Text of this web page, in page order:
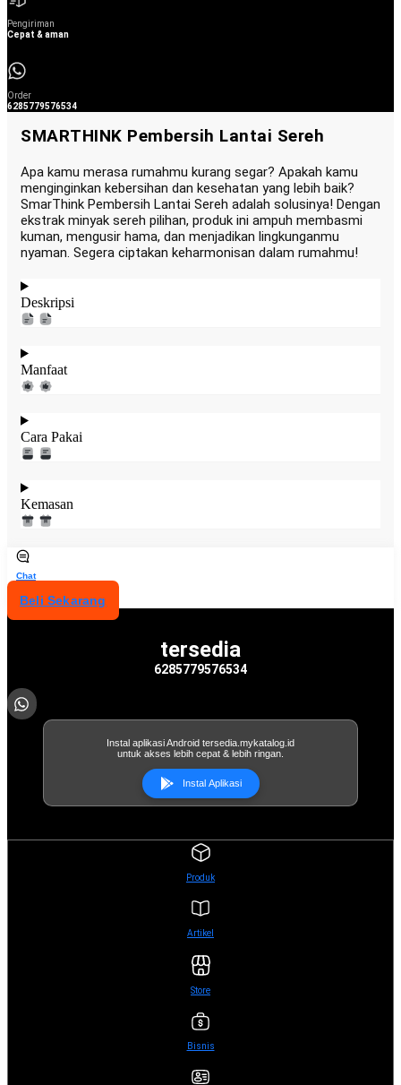
Pengiriman
Cepat & aman
Order
6285779576534
SMARTHINK Pembersih Lantai Sereh
Apa kamu merasa rumahmu kurang segar? Apakah kamu
menginginkan kebersihan dan kesehatan yang lebih baik?
SmarThink Pembersih Lantai Sereh adalah solusinya! Dengan
ekstrak minyak sereh pilihan, produk ini ampuh membasmi
kuman, mengusir hama, dan menjadikan lingkunganmu
nyaman. Segera ciptakan keharmonisan dalam rumahmu!
Deskripsi
Manfaat
Cara Pakai
Kemasan
Chat
Beli Sekarang
tersedia
6285779576534
Instal aplikasi Android tersedia.mykatalog.id
untuk akses lebih cepat & lebih ringan.
Instal Aplikasi
Produk
Artikel
Store
Bisnis